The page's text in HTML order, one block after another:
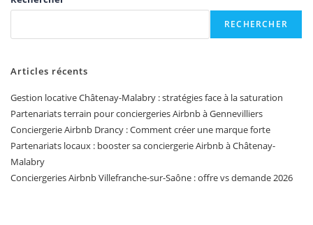
RECHERCHER
Articles récents
Gestion locative Châtenay-Malabry : stratégies face à la saturation
Partenariats terrain pour conciergeries Airbnb à Gennevilliers
Conciergerie Airbnb Drancy : Comment créer une marque forte
Partenariats locaux : booster sa conciergerie Airbnb à Châtenay-
Malabry
Conciergeries Airbnb Villefranche-sur-Saône : offre vs demande 2026